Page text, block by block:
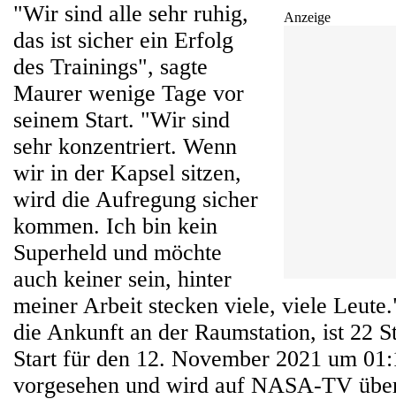
Anzeige
"Wir sind alle sehr ruhig,
das ist sicher ein Erfolg
des Trainings", sagte
Maurer wenige Tage vor
seinem Start. "Wir sind
sehr konzentriert. Wenn
wir in der Kapsel sitzen,
wird die Aufregung sicher
kommen. Ich bin kein
Superheld und möchte
auch keiner sein, hinter
meiner Arbeit stecken viele, viele
die Ankunft an der Raumstation, ist 22
Start für den 12. November 2021 um
vorgesehen und wird auf NASA-TV